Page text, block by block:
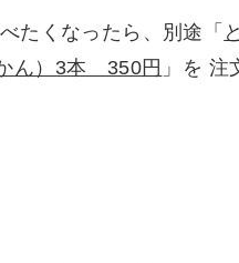
たくなったら、別途「
ん）3本 350円 」を 注